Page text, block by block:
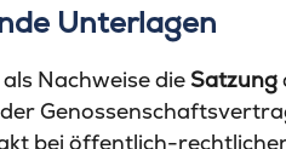
Unterlagen
Nachweise dieSatzung
bei öffentlich-